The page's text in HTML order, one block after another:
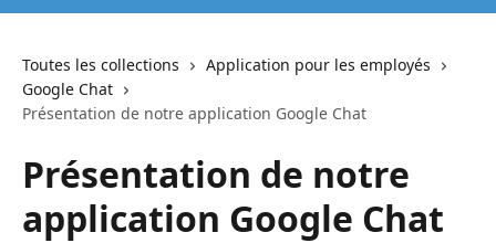
Toutes les collections
Application pour les employés
Google Chat
Présentation de notre application Google Chat
Présentation de notre
application Google Chat